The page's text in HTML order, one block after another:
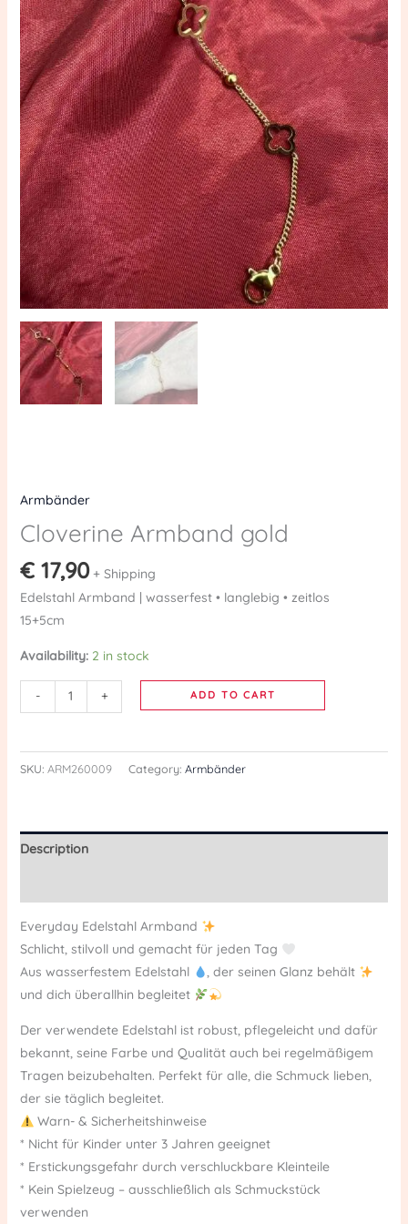
Armbänder
Cloverine Armband gold
€17,90 + Shipping
Edelstahl Armband | wasserfest • langlebig • zeitlos
15+5cm
Availability: 2 in stock
- + ADD TO CART
SKU: ARM260009 Category: Armbänder
Description
Everyday Edelstahl Armband
Schlicht, stilvoll und gemacht für jeden Tag
Aus wasserfestem Edelstahl
, der seinen Glanz behält
und dich überallhin begleitet
Der verwendete Edelstahl ist robust, pflegeleicht und dafür
bekannt, seine Farbe und Qualität auch bei regelmäßigem
Tragen beizubehalten. Perfekt für alle, die Schmuck lieben,
der sie täglich begleitet.
Warn- & Sicherheitshinweise
* Nicht für Kinder unter 3 Jahren geeignet
* Erstickungsgefahr durch verschluckbare Kleinteile
* Kein Spielzeug – ausschließlich als Schmuckstück
verwenden